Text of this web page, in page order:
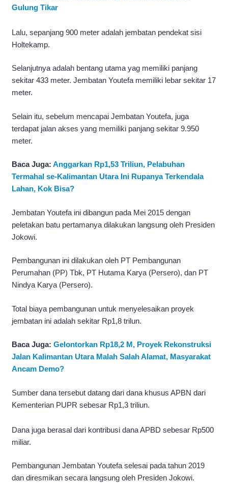
Gulung Tikar
Lalu, sepanjang 900 meter adalah jembatan pendekat sisi
Holtekamp.
Selanjutnya adalah bentang utama yag memiliki panjang
sekitar 433 meter. Jembatan Youtefa memiliki lebar sekitar 17
meter.
Selain itu, sebelum mencapai Jembatan Youtefa, juga
terdapat jalan akses yang memiliki panjang sekitar 9.950
meter.
Baca Juga: Anggarkan Rp1,53 Triliun, Pelabuhan
Termahal se-Kalimantan Utara Ini Rupanya Terkendala
Lahan, Kok Bisa?
Jembatan Youtefa ini dibangun pada Mei 2015 dengan
peletakan batu pertamanya dilakukan langsung oleh Presiden
Jokowi.
Pembangunan ini dilakukan oleh PT Pembangunan
Perumahan (PP) Tbk, PT Hutama Karya (Persero), dan PT
Nindya Karya (Persero).
Total biaya pembangunan untuk menyelesaikan proyek
jembatan ini adalah sekitar Rp1,8 trilun.
Baca Juga: Gelontorkan Rp18,2 M, Proyek Rekonstruksi
Jalan Kalimantan Utara Malah Salah Alamat, Masyarakat
Ancam Demo?
Sumber dana tersebut datang dari dana khusus APBN dari
Kementerian PUPR sebesar Rp1,3 triliun.
Dana juga berasal dari kontribusi dana APBD sebesar Rp500
miliar.
Pembangunan Jembatan Youtefa selesai pada tahun 2019
dan diresmikan secara langsung oleh Presiden Jokowi.